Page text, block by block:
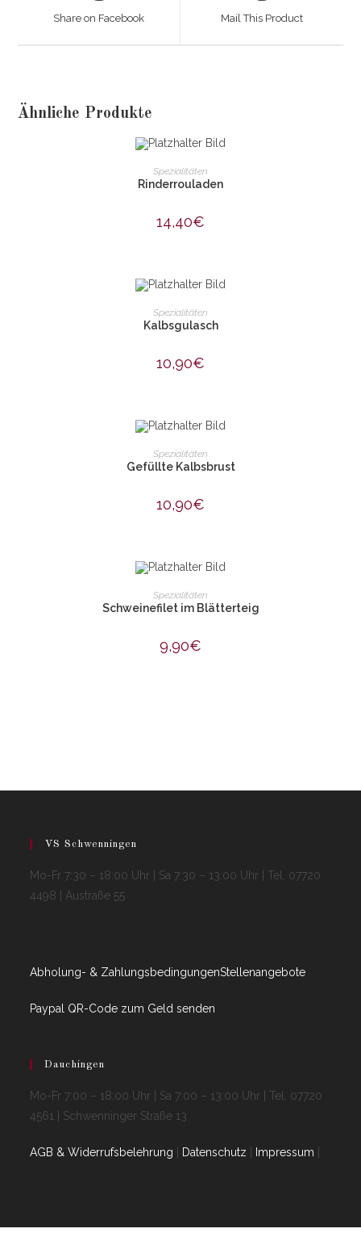
Share on Facebook Mail This Product
Ähnliche Produkte
IN DEN WARENKORB
Spezialitäten
Rinderrouladen
14,40€
IN DEN WARENKORB
Spezialitäten
Kalbsgulasch
10,90€
IN DEN WARENKORB
Spezialitäten
Gefüllte Kalbsbrust
10,90€
IN DEN WARENKORB
Spezialitäten
Schweinefilet im Blätterteig
9,90€
VS Schwenningen
Mo-Fr 7:30 – 18:00 Uhr | Sa 7:30 – 13:00 Uhr | Tel. 07720
4498 | Austraße 55
Abholung- & ZahlungsbedingungenStellenangebote
Paypal QR-Code zum Geld senden
Dauchingen
Mo-Fr 7:00 – 18:00 Uhr | Sa 7:00 – 13:00 Uhr | Tel. 07720
4561 | Schwenninger Straße 13
AGB & Widerrufsbelehrung Datenschutz Impressum